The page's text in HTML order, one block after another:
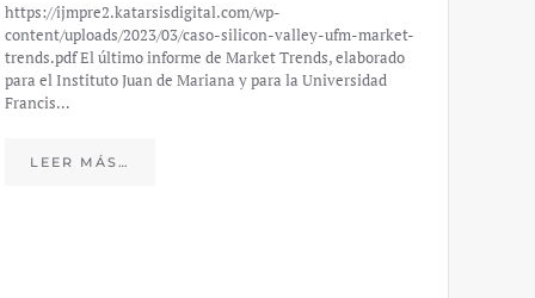
https://ijmpre2.katarsisdigital.com/wp-
content/uploads/2023/03/caso-silicon-valley-ufm-market-
trends.pdf El último informe de Market Trends, elaborado
para el Instituto Juan de Mariana y para la Universidad
Francis…
LEER MÁS…